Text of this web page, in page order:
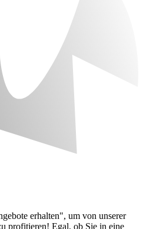
erhalten", um von unserer
profitieren! Egal, ob Sie in eine